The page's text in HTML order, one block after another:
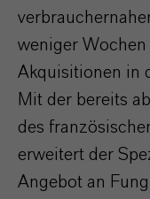
weniger Wochen
Akquisitionen in
Mit der bereits
des
erweitert der
Angebot an